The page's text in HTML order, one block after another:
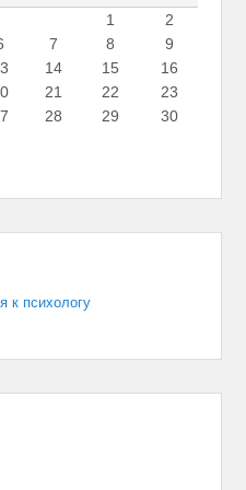
ть1
2
7 8
9
14 15
16
21 22
23
28 29
30
к психологу